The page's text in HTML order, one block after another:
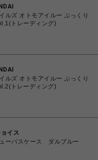
ぷっくり
トレーディング)
ぷっくり
トレーディング)
イス
ーパスケース ダルブルー